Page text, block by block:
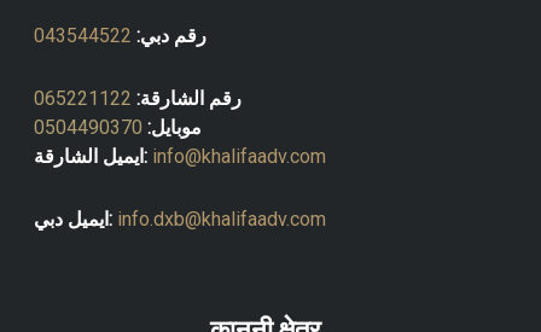
رقم دبي: 043544522
رقم الشارقة: 065221122
موبايل: 0504490370
ايميل الشارقة: info@khalifaadv.com
ايميل دبي: info.dxb@khalifaadv.com